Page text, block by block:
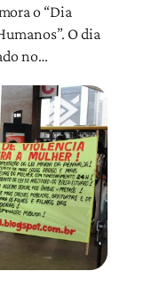
o “Dia
O dia
no…